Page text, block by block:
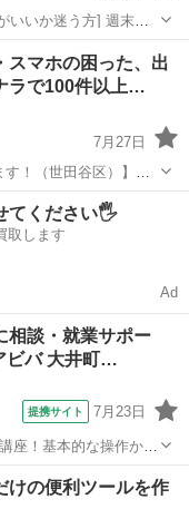
いいか迷う方] 週末は
大きい教室ではな
スマホの困った、出
ラで100件以上…
7月27日
！（世田谷区）】
い…」 「メールの送り
の設定ができない…」
総合 ココナラ
てください🖐️
取します
Ad
相談・就業サポー
ビバ 大井町…
提携サイト 7月23日
座！基本的な操作から
の醍醐味を学ぶ事が
けの便利ツールを作